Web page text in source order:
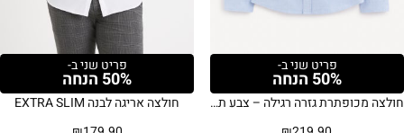
פריט שני ב-
50% הנחה
חולצה מכופתרת גזרה רגילה – צבע תכלת
פריט שני ב-
50% הנחה
חולצה אריגה לבנה EXTRA SLIM